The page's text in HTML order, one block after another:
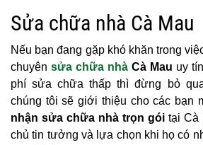
Sửa chữa nhà Cà Mau
Nếu bạn đang gặp khó khăn trong
chuyên sửa chữa nhà Cà Mau uy
phí sửa chữa thấp thì đừng bỏ
chúng tôi sẽ giới thiệu cho các bạn
nhận sửa chữa nhà trọn gói tại Cà
chủ tin tưởng và lựa chọn khi họ có